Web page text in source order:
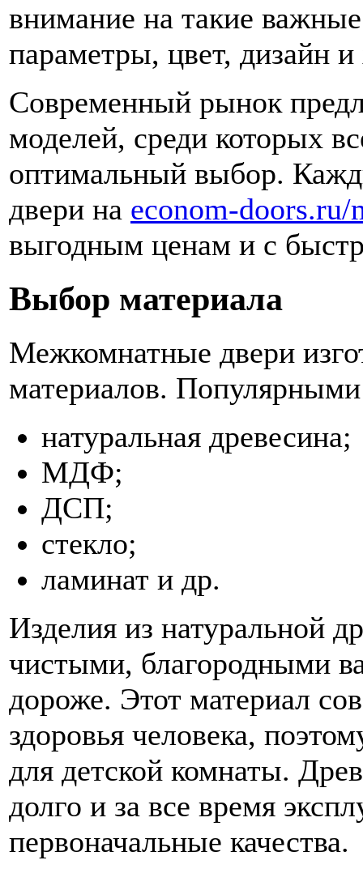
внимание на такие
параметры, цвет, дизайн и
Современный рынок
моделей, среди которых
оптимальный выбор.
двери на econom-
выгодным ценам и с
Выбор материала
Межкомнатные двери
материалов.
натуральная древесина;
МДФ;
ДСП;
стекло;
ламинат и др.
Изделия из натуральной
чистыми, благородными
дороже. Этот материал
здоровья человека,
для детской комнаты.
долго и за все время
первоначальные качества.